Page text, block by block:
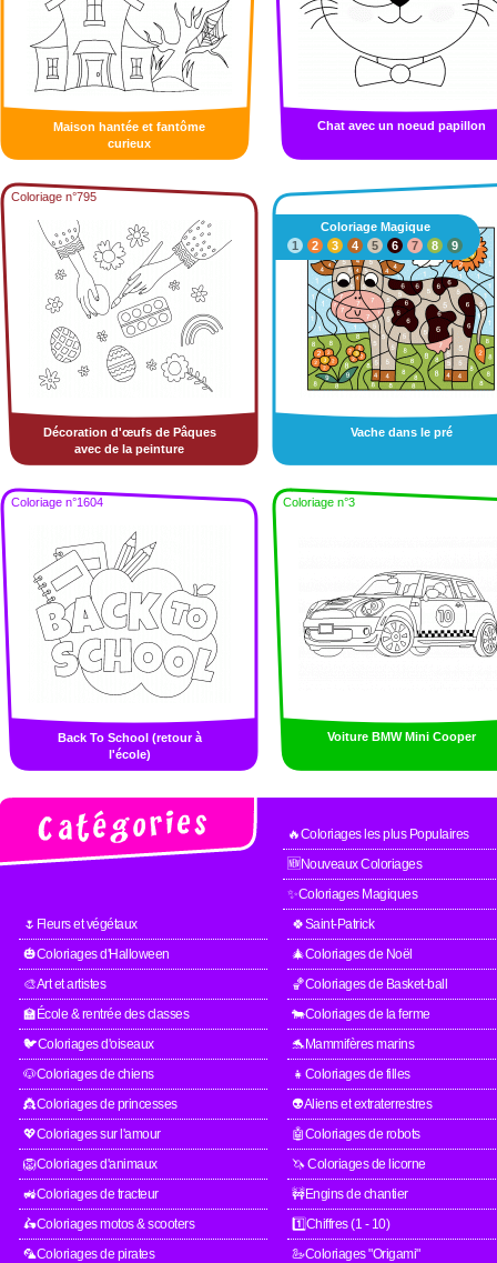
Maison hantée et fantôme
curieux
Chat avec un noeud papillon
Coloriage n°795
Décoration d'œufs de Pâques
avec de la peinture
Vache dans le pré
Coloriage Magique
1
2 3 4 5 6 7 8 9
Coloriage n°1604
Back To School (retour à
l'école)
Coloriage n°3
Voiture BMW Mini Cooper
🔥Coloriages les plus Populaires
🆕Nouveaux Coloriages
✨Coloriages Magiques
🌷Fleurs et végétaux
🍀Saint-Patrick
🎃Coloriages d'Halloween
🎄Coloriages de Noël
🎨Art et artistes
🏀Coloriages de Basket-ball
🏫École & rentrée des classes
🐄Coloriages de la ferme
🐦Coloriages d'oiseaux
🐬Mammifères marins
🐶Coloriages de chiens
👧Coloriages de filles
👸Coloriages de princesses
👽Aliens et extraterrestres
💖Coloriages sur l'amour
🤖Coloriages de robots
🦁Coloriages d'animaux
🦄 Coloriages de licorne
🚜Coloriages de tracteur
🚧Engins de chantier
🛵Coloriages motos & scooters
1️⃣Chiffres (1 - 10)
🦜Coloriages de pirates
🦢Coloriages "Origami"